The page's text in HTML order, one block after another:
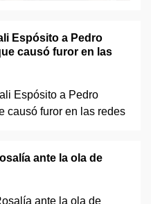
Espósito a Pedro
causó furor en las
ante la ola de